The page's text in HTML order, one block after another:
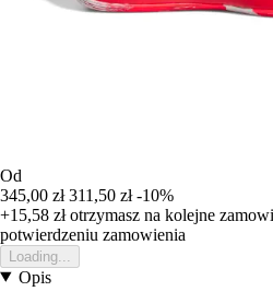
Od
345,00 zł 311,50 zł -10%
+15,58 złotrzymasz na kolejne
potwierdzeniu zamowienia
Loading...
Opis